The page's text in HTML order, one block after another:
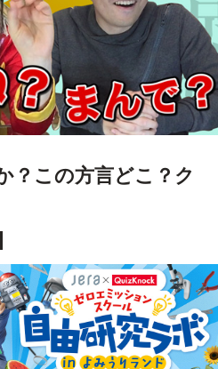
？この方言どこ？ク